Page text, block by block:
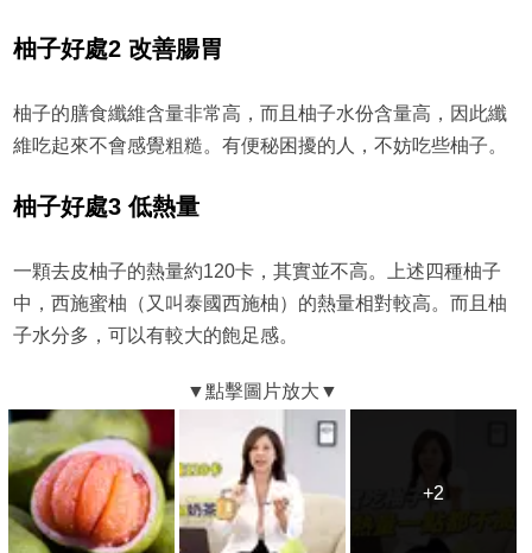
柚子好處2 改善腸胃
柚子的膳食纖維含量非常高，而且柚子水份含量高，因此纖
維吃起來不會感覺粗糙。有便秘困擾的人，不妨吃些柚子。
柚子好處3 低熱量
一顆去皮柚子的熱量約120卡，其實並不高。上述四種柚子
中，西施蜜柚（又叫泰國西施柚）的熱量相對較高。而且柚
子水分多，可以有較大的飽足感。
+2
+2